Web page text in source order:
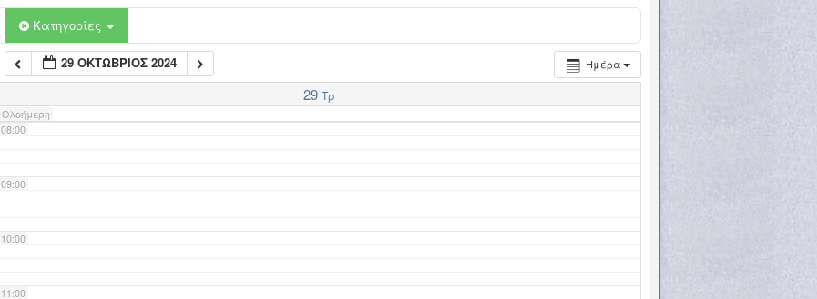
Κατηγορίες
Ημέρα
29 ΟΚΤΏΒΡΙΟΣ 2024
29 Τρ
Ολοήμερη
06:00
07:00
08:00
09:00
10:00
11:00